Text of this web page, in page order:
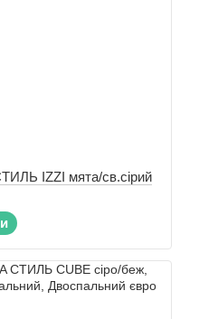
IZZI мята/св.сірий